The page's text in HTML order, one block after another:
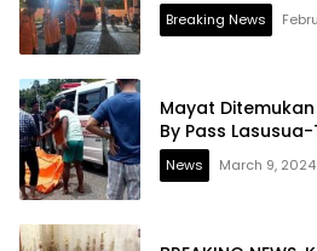
Breaking News
Mayat
By Pass
News March 9, 2024